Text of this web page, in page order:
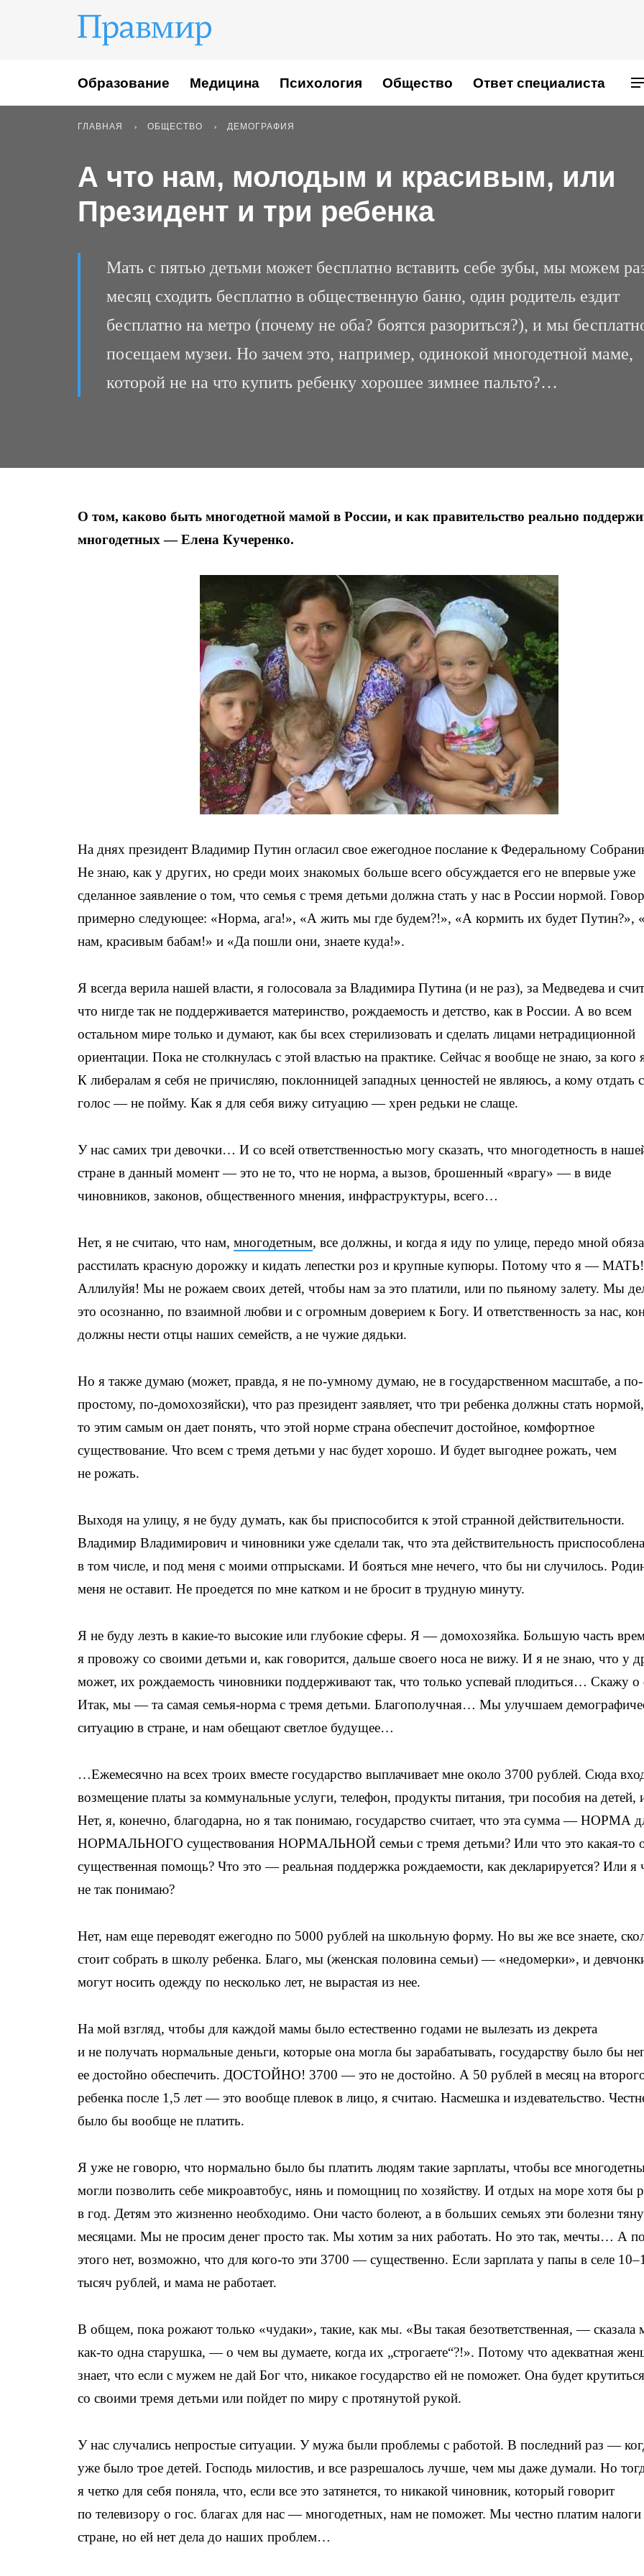
Образование Медицина Психология Общество Ответ специалиста
ГЛАВНАЯ ОБЩЕСТВО ДЕМОГРАФИЯ
А что нам, молодым и красивым, или
Президент и три ребенка
Мать с пятью детьми может бесплатно вставить себе зубы, мы можем
месяц сходить бесплатно в общественную баню, один родитель ездит
бесплатно на метро (почему не оба? боятся разориться?), и мы
посещаем музеи. Но зачем это, например, одинокой многодетной маме,
которой не на что купить ребенку хорошее зимнее пальто?…
О том, каково быть многодетной мамой в России, и как правительство реально
многодетных — Елена Кучеренко.
На днях президент Владимир Путин огласил свое ежегодное послание к Федеральному
Не знаю, как у других, но среди моих знакомых больше всего обсуждается его не впервые уже
сделанное заявление о том, что семья с тремя детьми должна стать у нас в России нормой.
примерно следующее: «Норма, ага!», «А жить мы где будем?!», «А кормить их будет Путин?»,
нам, красивым бабам!» и «Да пошли они, знаете куда!».
Я всегда верила нашей власти, я голосовала за Владимира Путина (и не раз), за Медведева и
что нигде так не поддерживается материнство, рождаемость и детство, как в России. А во всем
остальном мире только и думают, как бы всех стерилизовать и сделать лицами нетрадиционной
ориентации. Пока не столкнулась с этой властью на практике. Сейчас я вообще не знаю, за кого
К либералам я себя не причисляю, поклонницей западных ценностей не являюсь, а кому отдать
голос — не пойму. Как я для себя вижу ситуацию — хрен редьки не слаще.
У нас самих три девочки… И со всей ответственностью могу сказать, что многодетность в
стране в данный момент — это не то, что не норма, а вызов, брошенный «врагу» — в виде
чиновников, законов, общественного мнения, инфраструктуры, всего…
Нет, я не считаю, что нам, многодетным, все должны, и когда я иду по улице, передо мной
расстилать красную дорожку и кидать лепестки роз и крупные купюры. Потому что я — МАТЬ!
Аллилуйя! Мы не рожаем своих детей, чтобы нам за это платили, или по пьяному залету. Мы
это осознанно, по взаимной любви и с огромным доверием к Богу. И ответственность за нас,
должны нести отцы наших семейств, а не чужие дядьки.
Но я также думаю (может, правда, я не по-умному думаю, не в государственном масштабе, а по-
простому, по-домохозяйски), что раз президент заявляет, что три ребенка должны стать нормой,
то этим самым он дает понять, что этой норме страна обеспечит достойное, комфортное
существование. Что всем с тремя детьми у нас будет хорошо. И будет выгоднее рожать, чем
не рожать.
Выходя на улицу, я не буду думать, как бы приспособится к этой странной действительности.
Владимир Владимирович и чиновники уже сделали так, что эта действительность
в том числе, и под меня с моими отпрысками. И бояться мне нечего, что бы ни случилось.
меня не оставит. Не проедется по мне катком и не бросит в трудную минуту.
Я не буду лезть в какие-то высокие или глубокие сферы. Я — домохозяйка. Большую часть
я провожу со своими детьми и, как говорится, дальше своего носа не вижу. И я не знаю, что у
может, их рождаемость чиновники поддерживают так, что только успевай плодиться… Скажу о
Итак, мы — та самая семья-норма с тремя детьми. Благополучная… Мы улучшаем
ситуацию в стране, и нам обещают светлое будущее…
…Ежемесячно на всех троих вместе государство выплачивает мне около 3700 рублей. Сюда
возмещение платы за коммунальные услуги, телефон, продукты питания, три пособия на детей,
Нет, я, конечно, благодарна, но я так понимаю, государство считает, что эта сумма — НОРМА
НОРМАЛЬНОГО существования НОРМАЛЬНОЙ семьи с тремя детьми? Или что это какая-то
существенная помощь? Что это — реальная поддержка рождаемости, как декларируется? Или я
не так понимаю?
Нет, нам еще переводят ежегодно по 5000 рублей на школьную форму. Но вы же все знаете,
стоит собрать в школу ребенка. Благо, мы (женская половина семьи) — «недомерки», и
могут носить одежду по несколько лет, не вырастая из нее.
На мой взгляд, чтобы для каждой мамы было естественно годами не вылезать из декрета
и не получать нормальные деньги, которые она могла бы зарабатывать, государству было бы
ее достойно обеспечить. ДОСТОЙНО! 3700 — это не достойно. А 50 рублей в месяц на
ребенка после 1,5 лет — это вообще плевок в лицо, я считаю. Насмешка и издевательство.
было бы вообще не платить.
Я уже не говорю, что нормально было бы платить людям такие зарплаты, чтобы все
могли позволить себе микроавтобус, нянь и помощниц по хозяйству. И отдых на море хотя бы
в год. Детям это жизненно необходимо. Они часто болеют, а в больших семьях эти болезни
месяцами. Мы не просим денег просто так. Мы хотим за них работать. Но это так, мечты… А
этого нет, возможно, что для кого-то эти 3700 — существенно. Если зарплата у папы в селе
тысяч рублей, и мама не работает.
В общем, пока рожают только «чудаки», такие, как мы. «Вы такая безответственная, — сказала
как-то одна старушка, — о чем вы думаете, когда их „строгаете“?!». Потому что адекватная
знает, что если с мужем не дай Бог что, никакое государство ей не поможет. Она будет
со своими тремя детьми или пойдет по миру с протянутой рукой.
У нас случались непростые ситуации. У мужа были проблемы с работой. В последний раз —
уже было трое детей. Господь милостив, и все разрешалось лучше, чем мы даже думали. Но
я четко для себя поняла, что, если все это затянется, то никакой чиновник, который говорит
по телевизору о гос. благах для нас — многодетных, нам не поможет. Мы честно платим налоги
стране, но ей нет дела до наших проблем…